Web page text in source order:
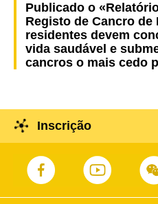
Publicado o
Registo de Cancro de
residentes devem
vida saudável e
cancros o mais cedo
Inscrição